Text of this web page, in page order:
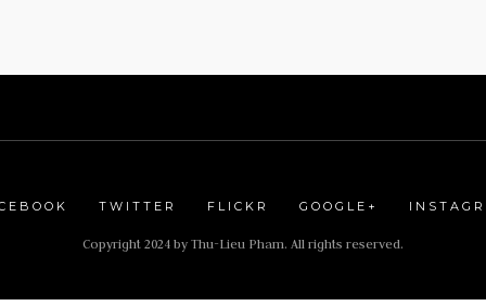
TWITTER FLICKR GOOGLE+
Copyright 2024 by Thu-Lieu Pham. All rights reserved.